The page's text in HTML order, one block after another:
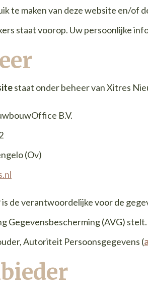
te maken van deze website en/of
staat voorop. Uw persoonlijke
staat onder beheer van Xitres
B.V.
(Ov)
is de verantwoordelijke voor de
Gegevensbescherming (AVG)
Autoriteit Persoonsgegevens (